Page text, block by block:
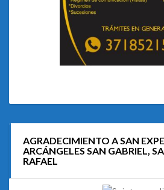
AGRADECIMIENTO A SAN
ARCÁNGELES SAN GABRIEL,
RAFAEL